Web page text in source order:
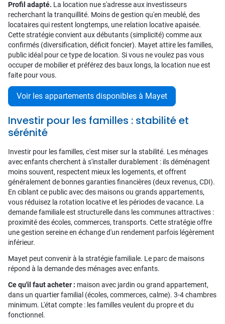
Profil adapté. La location nue s'adresse aux investisseurs
recherchant la tranquillité. Moins de gestion qu'en meublé, des
locataires qui restent longtemps, une relation locative apaisée.
Cette stratégie convient aux débutants (simplicité) comme aux
confirmés (diversification, déficit foncier). Mayet attire les familles,
public idéal pour ce type de location. Si vous ne voulez pas vous
occuper de mobilier et préférez des baux longs, la location nue est
faite pour vous.
Voir les appartements disponibles à Mayet
Investir pour les familles : stabilité et
sérénité
Investir pour les familles, c'est miser sur la stabilité. Les ménages
avec enfants cherchent à s'installer durablement : ils déménagent
moins souvent, respectent mieux les logements, et offrent
généralement de bonnes garanties financières (deux revenus, CDI).
En ciblant ce public avec des maisons ou grands appartements,
vous réduisez la rotation locative et les périodes de vacance. La
demande familiale est structurelle dans les communes attractives :
proximité des écoles, commerces, transports. Cette stratégie offre
une gestion sereine en échange d'un rendement parfois légèrement
inférieur.
Mayet peut convenir à la stratégie familiale. Le parc de maisons
répond à la demande des ménages avec enfants.
Ce qu'il faut acheter : maison avec jardin ou grand appartement,
dans un quartier familial (écoles, commerces, calme). 3-4 chambres
minimum. L'état compte : les familles veulent du propre et du
fonctionnel.